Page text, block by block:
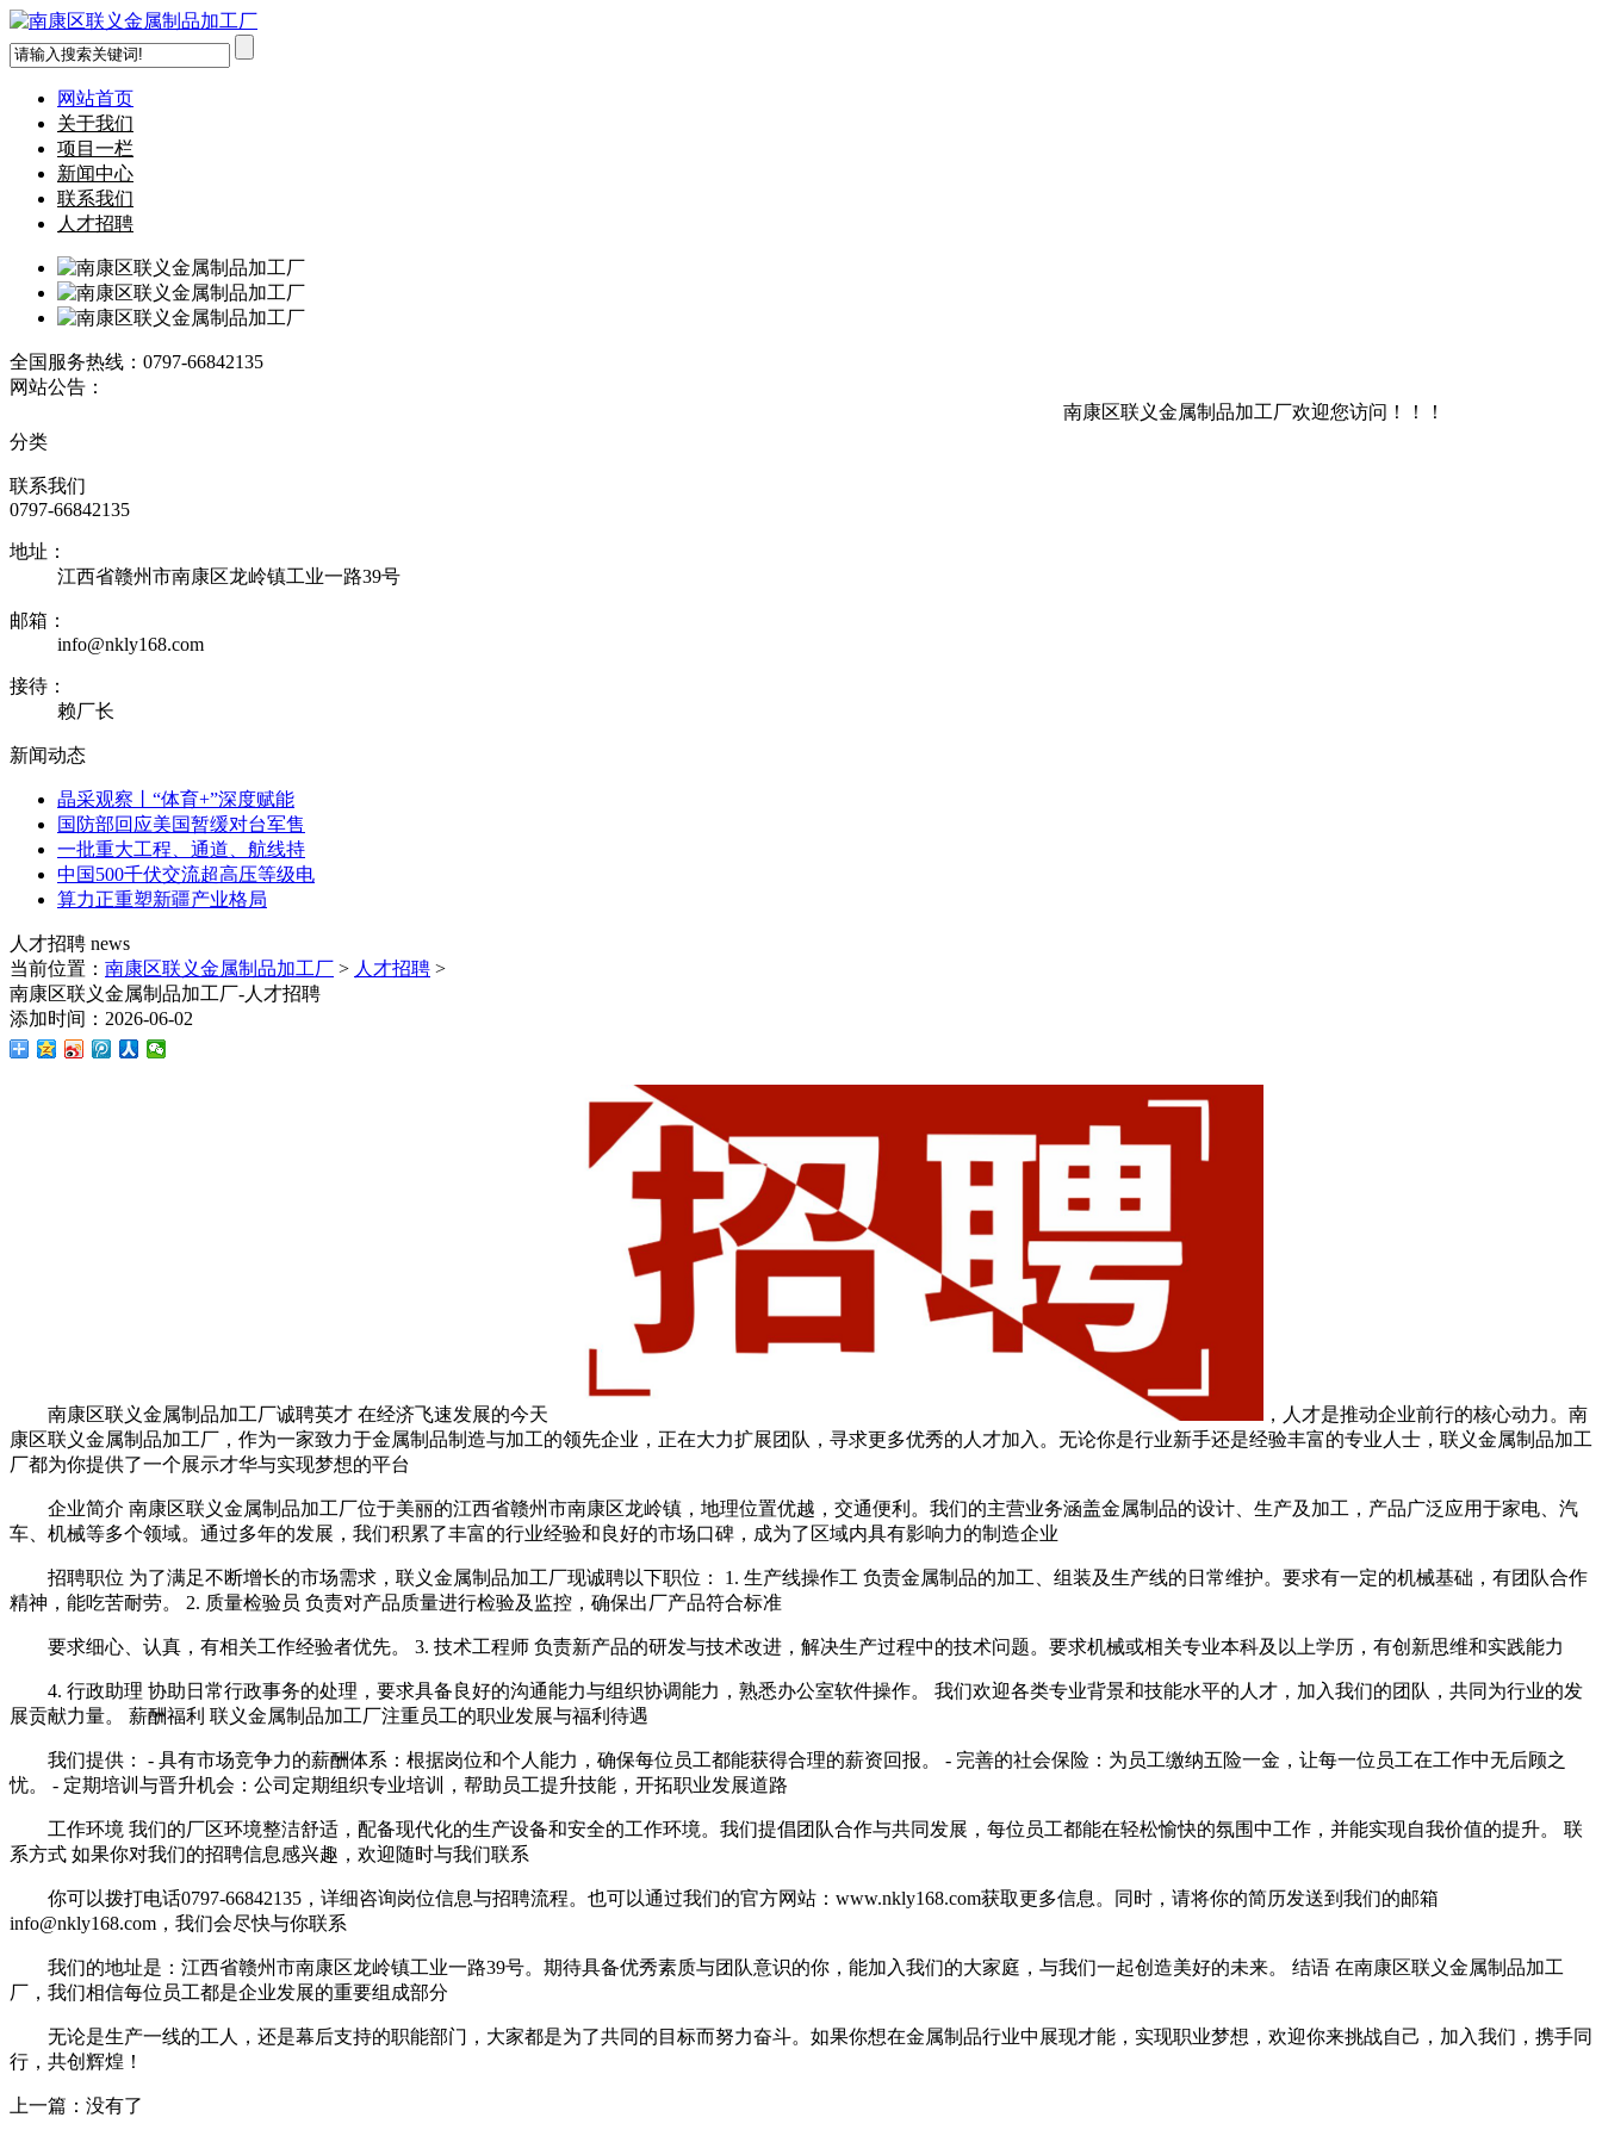
网站首页
关于我们
项目一栏
新闻中心
联系我们
人才招聘
全国服务热线： 0797-66842135
网站公告：
南康区联义金属制品加工厂欢迎您访问！！！
分类
联系我们
0797-66842135
地址：
江西省赣州市南康区龙岭镇工业一路39号
邮箱：
info@nkly168.com
接待：
赖厂长
新闻动态
晶采观察丨“体育+”深度赋能
国防部回应美国暂缓对台军售
一批重大工程、通道、航线持
中国500千伏交流超高压等级电
算力正重塑新疆产业格局
人才招聘 news
当前位置： 南康区联义金属制品加工厂 > 人才招聘 >
南康区联义金属制品加工厂-人才招聘
添加时间：2026-06-02
南康区联义金属制品加工厂诚聘英才 在经济飞速发展的今天
，人才是推动企业前行的核心动力。南
康区联义金属制品加工厂，作为一家致力于金属制品制造与加工的领先企业，正在大力扩展团队，寻求更多优秀的人才加入。无论你是行业新手还是经验丰富的专业人士，联义金属制品加工
厂都为你提供了一个展示才华与实现梦想的平台
企业简介 南康区联义金属制品加工厂位于美丽的江西省赣州市南康区龙岭镇，地理位置优越，交通便利。我们的主营业务涵盖金属制品的设计、生产及加工，产品广泛应用于家电、汽
车、机械等多个领域。通过多年的发展，我们积累了丰富的行业经验和良好的市场口碑，成为了区域内具有影响力的制造企业
招聘职位 为了满足不断增长的市场需求，联义金属制品加工厂现诚聘以下职位： 1. 生产线操作工 负责金属制品的加工、组装及生产线的日常维护。要求有一定的机械基础，有团队合作
精神，能吃苦耐劳。 2. 质量检验员 负责对产品质量进行检验及监控，确保出厂产品符合标准
要求细心、认真，有相关工作经验者优先。 3. 技术工程师 负责新产品的研发与技术改进，解决生产过程中的技术问题。要求机械或相关专业本科及以上学历，有创新思维和实践能力
4. 行政助理 协助日常行政事务的处理，要求具备良好的沟通能力与组织协调能力，熟悉办公室软件操作。 我们欢迎各类专业背景和技能水平的人才，加入我们的团队，共同为行业的发
展贡献力量。 薪酬福利 联义金属制品加工厂注重员工的职业发展与福利待遇
我们提供： - 具有市场竞争力的薪酬体系：根据岗位和个人能力，确保每位员工都能获得合理的薪资回报。 - 完善的社会保险：为员工缴纳五险一金，让每一位员工在工作中无后顾之
忧。 - 定期培训与晋升机会：公司定期组织专业培训，帮助员工提升技能，开拓职业发展道路
工作环境 我们的厂区环境整洁舒适，配备现代化的生产设备和安全的工作环境。我们提倡团队合作与共同发展，每位员工都能在轻松愉快的氛围中工作，并能实现自我价值的提升。 联
系方式 如果你对我们的招聘信息感兴趣，欢迎随时与我们联系
你可以拨打电话0797-66842135，详细咨询岗位信息与招聘流程。也可以通过我们的官方网站：www.nkly168.com获取更多信息。同时，请将你的简历发送到我们的邮箱
info@nkly168.com，我们会尽快与你联系
我们的地址是：江西省赣州市南康区龙岭镇工业一路39号。期待具备优秀素质与团队意识的你，能加入我们的大家庭，与我们一起创造美好的未来。 结语 在南康区联义金属制品加工
厂，我们相信每位员工都是企业发展的重要组成部分
无论是生产一线的工人，还是幕后支持的职能部门，大家都是为了共同的目标而努力奋斗。如果你想在金属制品行业中展现才能，实现职业梦想，欢迎你来挑战自己，加入我们，携手同
行，共创辉煌！
上一篇：没有了